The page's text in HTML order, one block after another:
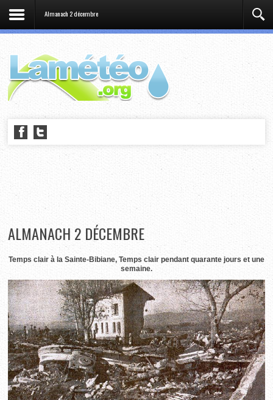
Almanach 2 décembre
ALMANACH 2 DÉCEMBRE
Temps clair à la Sainte-Bibiane, Temps clair pendant quarante jours et une
semaine.